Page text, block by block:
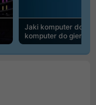
Jaki komputer do
komputer do gier |